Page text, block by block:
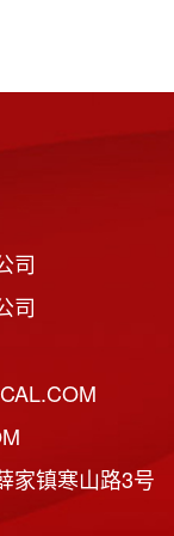
司
司
家镇寒山路3号